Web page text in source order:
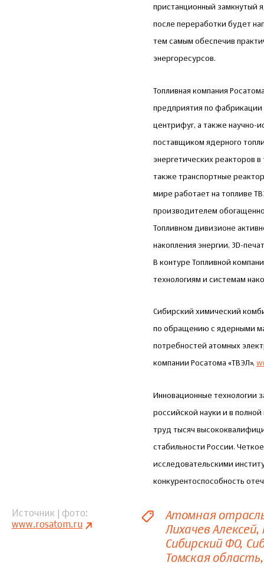
пристанционный замкнутый
после переработки будет
тем самым обеспечив
энергоресурсов.
Топливная компания
предприятия по фабрикации
центрифуг, а также научно-
поставщиком ядерного
энергетических реакторов
также транспортные
мире работает на топливе
производителем
Топливном дивизионе
накопления энергии, 3D-
В контуре Топливной
технологиям и системам
Сибирский химический
по обращению с ядерными
потребностей атомных
компании Росатома «ТВЭЛ»,
Инновационные технологии
российской науки и в
труд тысяч
стабильности России.
исследовательскими
конкурентоспособность
Источник | фото
www.rosatom.ru
Атомная
Лихачев Алексей
Сибирский ФО
Томская область